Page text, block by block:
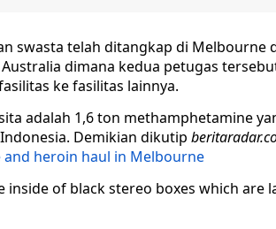
swasta telah ditangkap di Melbourne
dimana kedua petugas
ke fasilitas lainnya.
adalah 1,6 ton methamphetamine
Demikian dikutip
heroin haul in Melbourne